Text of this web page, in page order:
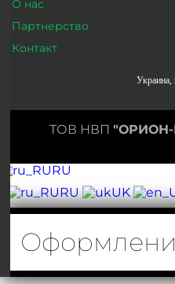
О нас
Партнерство
Контакт
Украина,
ТОВ НВП "ОРИОН-
RU
RU
UK